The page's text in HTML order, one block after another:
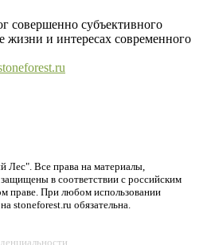
совершенно субъективного
жизни и интересах современного
Все права на материалы,
в соответствии с российским
праве. При любом использовании
stoneforest.ru обязательна.